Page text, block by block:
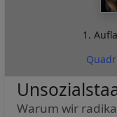
1.
Warum wir